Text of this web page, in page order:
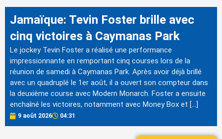
Jamaïque: Tevin Foster brille avec
cinq victoires à Caymanas Park
Le jockey Tevin Foster a réalisé une performance
impressionnante en remportant cinq courses lors de la
réunion de samedi à Caymanas Park. Après avoir déjà brillé
avec un quadruplé le 1er août, il a ouvert son compteur dans
la deuxième course avec Modern Monarch. Foster a ensuite
enchaîné les victoires, notamment avec Money Box et […]
9 août 2026 04:31